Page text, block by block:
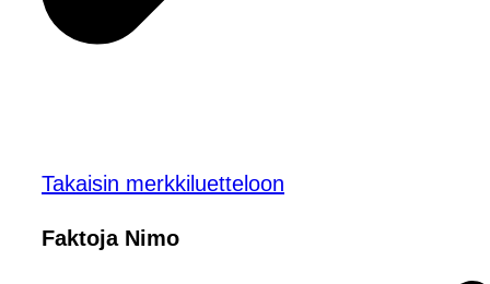
Takaisin merkkiluetteloon
Faktoja Nimo